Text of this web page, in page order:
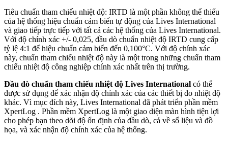
Tiêu chuẩn tham chiếu nhiệt độ: IRTD là một phần không thể thiếu
của hệ thống hiệu chuẩn cảm biến tự động của Lives International
và giao tiếp trực tiếp với tất cả các hệ thống của Lives International.
Với độ chính xác +/- 0,025, đầu dò chuẩn nhiệt độ IRTD cung cấp
tỷ lệ 4:1 để hiệu chuẩn cảm biến đến 0,100°C. Với độ chính xác
này, chuẩn tham chiếu nhiệt độ này là một trong những chuẩn tham
chiếu nhiệt độ công nghiệp chính xác nhất trên thị trường.
Đầu dò chuẩn tham chiếu nhiệt độ Lives International có thể
được sử dụng để xác nhận độ chính xác của các thiết bị đo nhiệt độ
khác. Vì mục đích này, Lives International đã phát triển phần mềm
XpertLog . Phần mềm XpertLog là một giao diện màn hình tiện lợi
cho phép bạn theo dõi độ ổn định của đầu dò, cả về số liệu và đồ
họa, và xác nhận độ chính xác của hệ thống.